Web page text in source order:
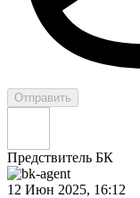
Отправить
Предствитель БК
12 Июн 2025, 16:12